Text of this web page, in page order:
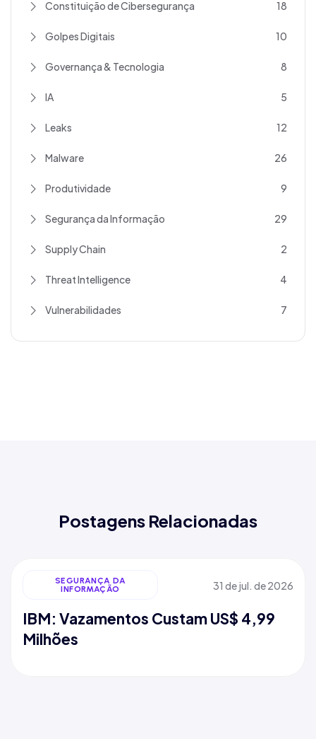
Constituição de Cibersegurança 18
Golpes Digitais 10
Governança & Tecnologia 8
IA 5
Leaks 12
Malware 26
Produtividade 9
Segurança da Informação 29
Supply Chain 2
Threat Intelligence 4
Vulnerabilidades 7
Postagens Relacionadas
SEGURANÇA DA
INFORMAÇÃO
31 de jul. de 2026
IBM: Vazamentos Custam US$ 4,99
Milhões